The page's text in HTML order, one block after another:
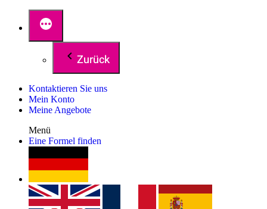
Zurück
Kontaktieren Sie uns
Mein Konto
Meine Angebote
Menü
Eine Formel finden